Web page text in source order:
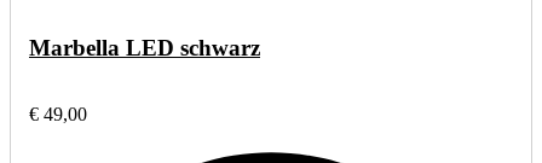
Marbella LED schwarz
€ 49,00